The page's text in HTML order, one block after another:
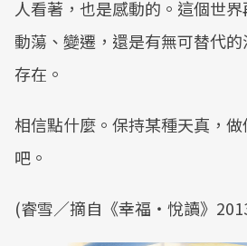
人看著，也是感動的。這個世
動蕩、變遷，還是有無可替代
存在。
相信點什麼。保持某種天真，
吧。
(睿雪／摘自《幸福‧悅讀》